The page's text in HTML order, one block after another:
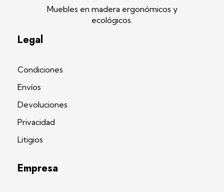
Muebles en madera ergonómicos y
ecológicos.
Legal
Condiciones
Envíos
Devoluciones
Privacidad
Litigios
Empresa